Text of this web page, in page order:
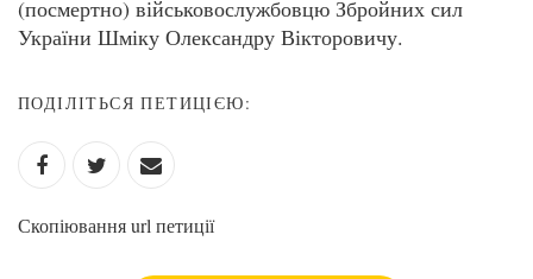
(посмертно) військовослужбовцю Збройних сил
України Шміку Олександру Вікторовичу.
ПОДІЛІТЬСЯ ПЕТИЦІЄЮ:
Скопіювання url петиції